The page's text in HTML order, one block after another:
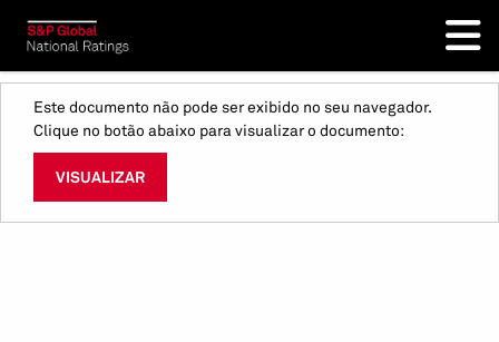
Este documento não pode ser exibido no seu navegador.
Clique no botão abaixo para visualizar o documento:
VISUALIZAR